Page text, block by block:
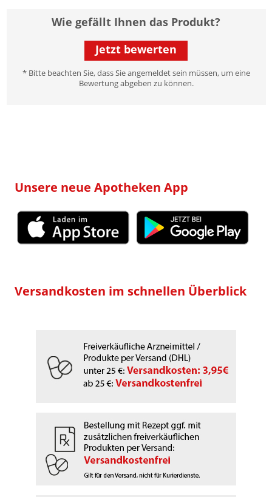
Wie gefällt Ihnen das Produkt?
Jetzt bewerten
* Bitte beachten Sie, dass Sie angemeldet sein müssen, um eine
Bewertung abgeben zu können.
Unsere neue Apotheken App
Versandkosten im schnellen Überblick